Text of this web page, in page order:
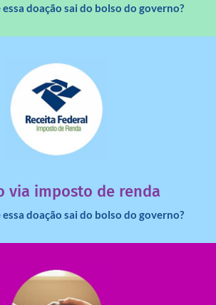
doação sai do bolso do governo?
via imposto de renda
doação sai do bolso do governo?
deixa de ir para o governo?
saiba mais